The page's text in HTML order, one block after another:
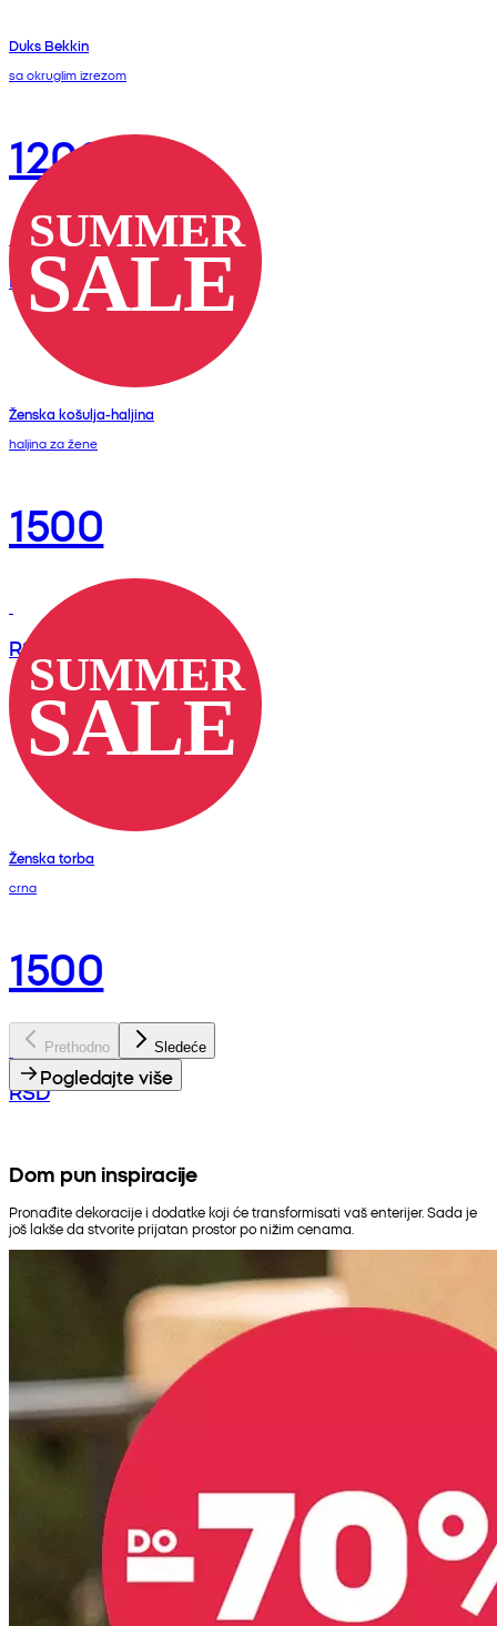
Duks Bekkin
sa okruglim izrezom
1200
RSD
Ženska košulja-haljina
haljina za žene
1500
RSD
Ženska torba
crna
1500
RSD
Prethodno Sledeće
Pogledajte više
Dom pun inspiracije
Pronađite dekoracije i dodatke koji će transformisati vaš enterijer. Sada je
još lakše da stvorite prijatan prostor po nižim cenama.